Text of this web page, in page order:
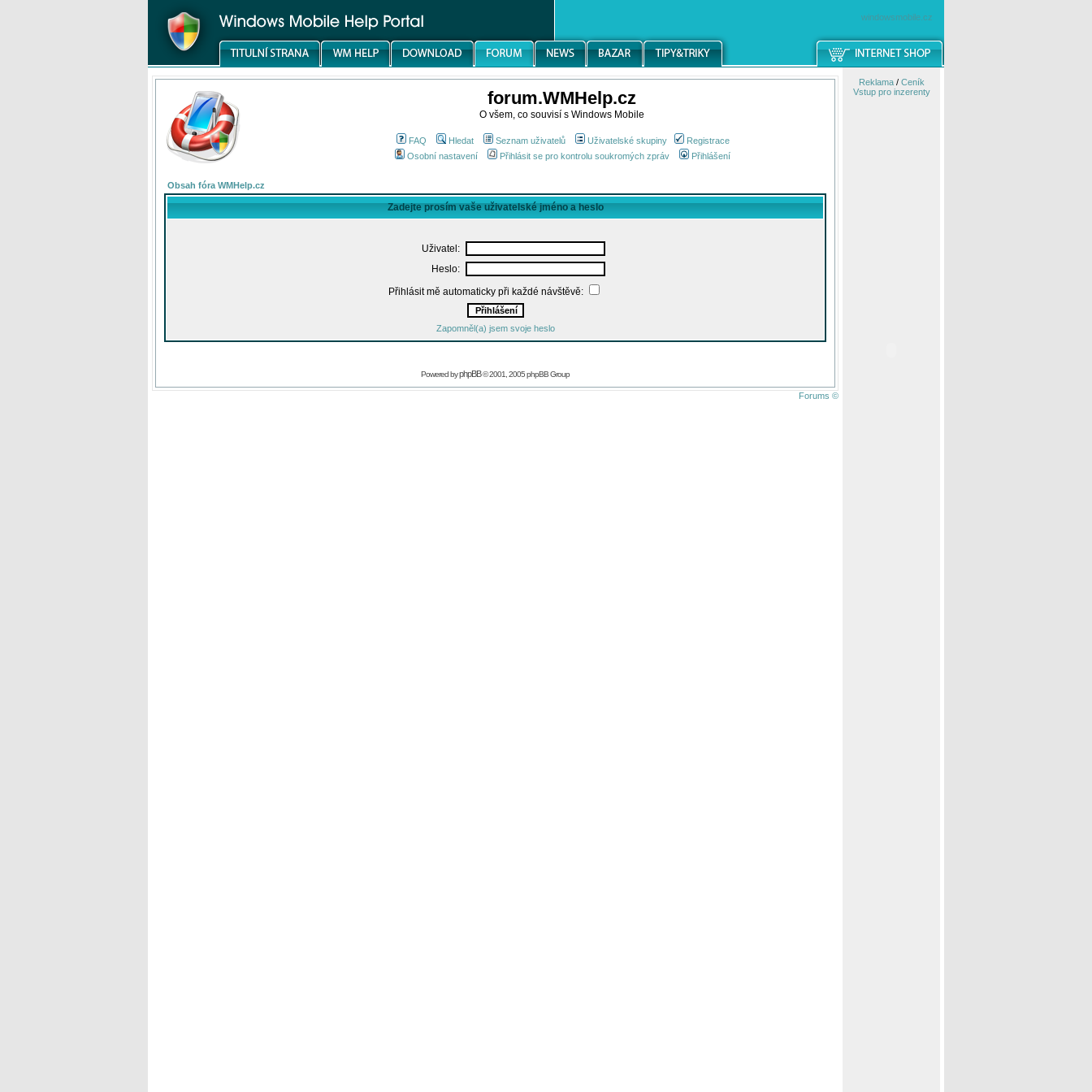
windowsmobile.cz
forum.WMHelp.cz
O všem, co souvisí s Windows Mobile
FAQ Hledat Seznam uživatelů Uživatelské skupiny
Registrace
Osobní nastavení
Přihlásit se pro kontrolu soukromých zpráv Přihlášení
Obsah fóra WMHelp.cz
Zadejte prosím vaše uživatelské jméno a heslo
Uživatel:
Heslo:
Přihlásit mě automaticky při každé návštěvě:
Zapomněl(a) jsem svoje heslo
Powered byphpBB© 2001, 2005 phpBB Group
Forums ©
Reklama/ Ceník
Vstup pro inzerenty